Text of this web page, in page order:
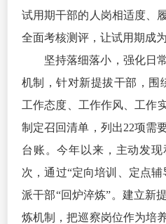
试用期干部的人岗相适度、
全面考核测评，让试用期成
坚持落细落小，强化日
机制，针对新提拔干部，围
工作态度、工作作风、工作
制定召回清单，列出22项需
台账。今年以来，主动发
次，通过“定向培训、定点
派干部“回炉淬炼”。建立新
炼机制，把巡察岗位作为培